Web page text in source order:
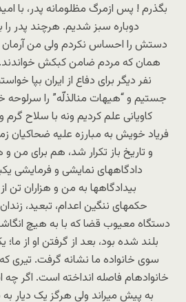
بگذرم ! پس ازمرگ مظلومانه پدر، با
دوباره سبز شديم. هرچند پدر را
دستش را احساس نکردم ولی من آرمان
همان که مردم ضامن کبکش خواندند.
نفر ديگر برای دفاع از ايران بپا
جستيم و “هيهات منالذلّه” را سرلوحه
کاويانی علم کرديم ونه با سلاح گرم
فرياد خويش به مبارزه عليه ضحاکيان
و تاريخ باز تکرار شد، هم برای من
دادگاههای نمايشی و فرمايشی
بيدادگاهها به من و هزاران تن
حکمهای ننگين اعدام، تبعيد،
دستگاه معيوب قضا که با به هيچ
بلند شده بود، بعد از گرفتن او از ما؛
سوی خانواده ما نشانه گرفت. تيری
خانوادهام فاصله انداخته است. اگر
به پيش ميراند ولی هرگز يک ديار